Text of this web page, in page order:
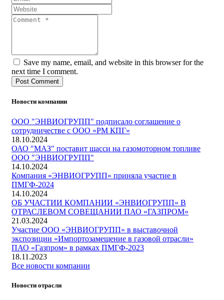
Save my name, email, and website in this browser for the
next time I comment.
Новости компании
ООО "ЭНВИОГРУПП" подписало соглашение о
сотрудничестве с ООО «РМ КПГ»
18.10.2024
ОАО "МАЗ" поставит шасси на газомоторном топливе
ООО "ЭНВИОГРУПП"
14.10.2024
Компания «ЭНВИОГРУПП» приняла участие в
ПМГФ-2024
14.10.2024
ОБ УЧАСТИИ КОМПАНИИ «ЭНВИОГРУПП» В
ОТРАСЛЕВОМ СОВЕЩАНИИ ПАО «ГАЗПРОМ»
21.03.2024
Участие ООО «ЭНВИОГРУПП» в выставочной
экспозиции «Импортозамещение в газовой отрасли»
ПАО «Газпром» в рамках ПМГФ-2023
18.11.2023
Все новости компании
Новости отрасли